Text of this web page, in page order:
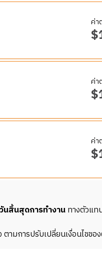
ค่า
$
ที่มีความละเอียดรอบคอ
ประทับใจที่สุด
วนกลางให้สะอาดเรียบร้อย
ละผ้าเช็ดตัวตามมาตรฐาน
ความสะดวกภายในห้องให้พ
องซ่อมแซมให้หัวหน้างานทราบ
ยด
ทำงานเป็นทีมได้ดี
ค่า
$
ที่มีความกระตือรือร้นและ
ทั่วไปภายในรีสอร์ต
วามสุภาพและเป็นมิตร
ร์ต เช่น แผนกแม่บ้าน ห้องอา
ร้อยของพื้นที่ส่วนกลาง
ำเป็นสำหรับการให้บริการ
ะสบการณ์ที่ดีให้กับแขกทุกคน
ค่า
$
ที่รักในงานครัว มีความรับผิด
วันสิ้นสุดการทำงานทางตัวแท
ามการปรับเปลี่ยนเงื่อนไขขอ